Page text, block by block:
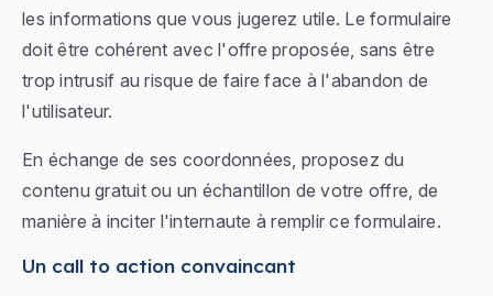
les informations que vous jugerez utile. Le formulaire
doit être cohérent avec l'offre proposée, sans être
trop intrusif au risque de faire face à l'abandon de
l'utilisateur.
En échange de ses coordonnées, proposez du
contenu gratuit ou un échantillon de votre offre, de
manière à inciter l'internaute à remplir ce formulaire.
Un call to action convaincant